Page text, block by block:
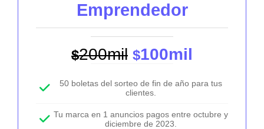
Emprendedor
$200mil $100mil
50 boletas del sorteo de fin de año para tus
clientes.
Tu marca en 1 anuncios pagos entre octubre y
diciembre de 2023.